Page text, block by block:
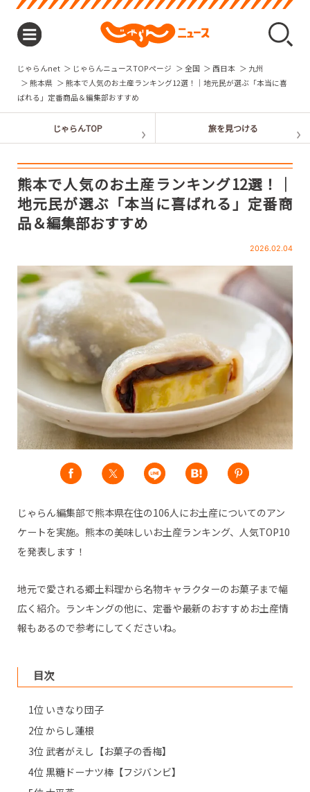
じゃらんnet じゃらんニュースTOPページ 全国 西日本
九州
熊本県
熊本で人気のお土産ランキング12選！｜地元民が選ぶ「本当に喜
ばれる」定番商品＆編集部おすすめ
2026.02.04
熊本で人気のお土産ランキング12選！｜
地元民が選ぶ「本当に喜ばれる」定番商
品＆編集部おすすめ
じゃらん編集部で熊本県在住の106人にお土産についてのアン
ケートを実施。熊本の美味しいお土産ランキング、人気TOP10
を発表します！
地元で愛される郷土料理から名物キャラクターのお菓子まで幅
広く紹介。ランキングの他に、定番や最新のおすすめお土産情
報もあるので参考にしてくださいね。
目次
1位 いきなり団子
2位 からし蓮根
3位 武者がえし【お菓子の香梅】
4位 黒糖ドーナツ棒【フジバンビ】